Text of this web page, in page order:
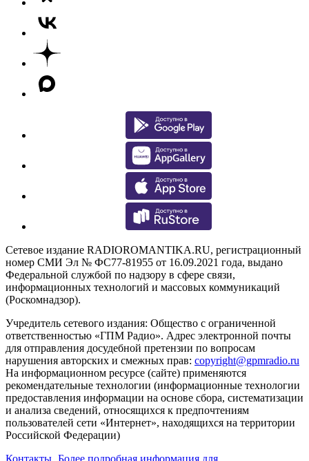
Сетевое издание RADIOROMANTIKA.RU, регистрационный
номер СМИ Эл № ФС77-81955 от 16.09.2021 года, выдано
Федеральной службой по надзору в сфере связи,
информационных технологий и массовых коммуникаций
(Роскомнадзор).
Учредитель сетевого издания: Общество с ограниченной
ответственностью «ГПМ Радио». Адрес электронной почты
для отправления досудебной претензии по вопросам
нарушения авторских и смежных прав: copyright@gpmradio.ru
На информационном ресурсе (сайте) применяются
рекомендательные технологии (информационные технологии
предоставления информации на основе сбора, систематизации
и анализа сведений, относящихся к предпочтениям
пользователей сети «Интернет», находящихся на территории
Российской Федерации)